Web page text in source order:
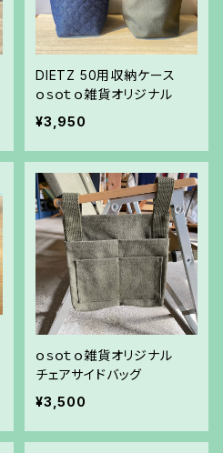
DIETZ 50用収納ケース
ｏｓｏｔｏ雑貨オリジナル
¥3,950
ｏｓｏｔｏ雑貨オリジナル
チェアサイドバッグ
¥3,500